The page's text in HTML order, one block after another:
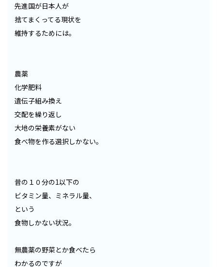
先進国が日本人が
捨てまくってる現状を
維持するためには。
農薬
化学肥料
遺伝子組み換え
交配を繰り返し
大地の栄養素がない
食べ物を作る選択しかない。
昔の１０分の1以下の
ビタミン量、ミネラル量、
という
食物しかない状況。
無農薬の野菜とか食べたら
わかるのですが